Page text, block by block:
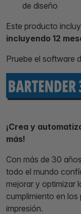
de diseño
Este producto
incluyendo 12
Pruebe el software
¡Crea y
más!
Con más de 30
todo el mundo
mejorar y optimizar
cumplimiento en
impresión.